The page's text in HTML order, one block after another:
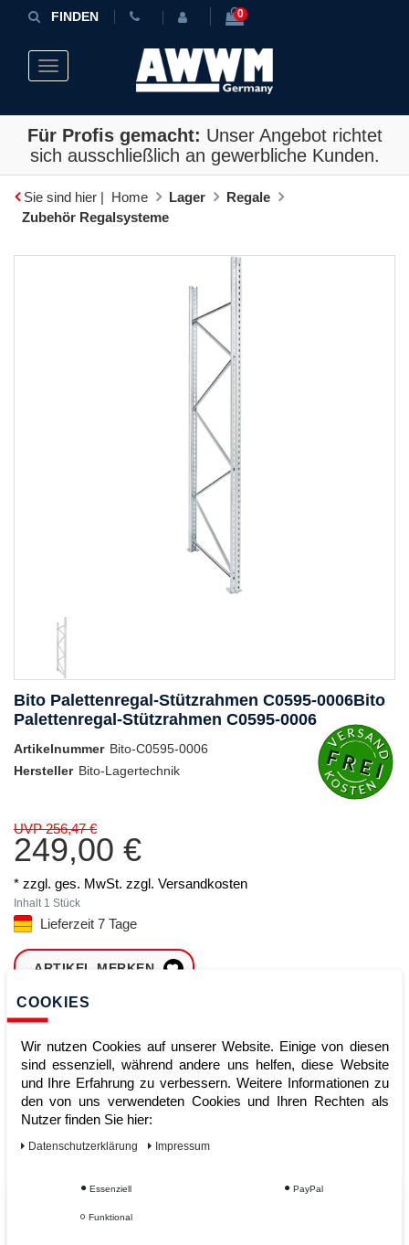
FINDEN 0
Toggle navigation
Für Profis gemacht: Unser Angebot richtet
sich ausschließlich an gewerbliche Kunden.
Sie sind hier | Home Lager
Regale
Zubehör Regalsysteme
Bito Palettenregal-Stützrahmen C0595-0006Bito
Palettenregal-Stützrahmen C0595-0006
Artikelnummer Bito-C0595-0006
Hersteller Bito-Lagertechnik
UVP 256,47 €
249,00 €
* zzgl. ges. MwSt. zzgl. Versandkosten
Inhalt 1 Stück
Lieferzeit 7 Tage
ARTIKEL MERKEN
Sofort lieferbar
Vom Profi für Profis - Ihre Vorteile
COOKIES
Wir nutzen Cookies auf unserer Website. Einige von diesen
sind essenziell, während andere uns helfen, diese Website
und Ihre Erfahrung zu verbessern. Weitere Informationen zu
den von uns verwendeten Cookies und Ihren Rechten als
Nutzer finden Sie hier:
Daten­schutz­erklärung Impressum
Essenziell PayPal
Funktional